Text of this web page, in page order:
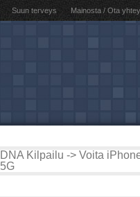
Suun terveys Mainosta / Ota
DNA Kilpailu -> Voita
5G